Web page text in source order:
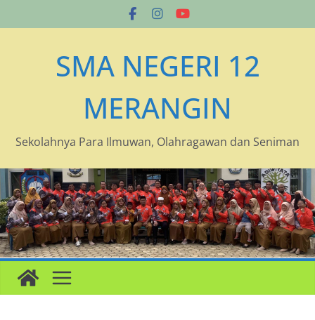
to
SMA NEGERI 12
MERANGIN
Sekolahnya Para Ilmuwan, Olahragawan dan Seniman